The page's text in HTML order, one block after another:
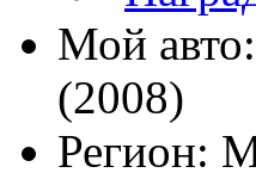
Мой
(2008)
Регион: